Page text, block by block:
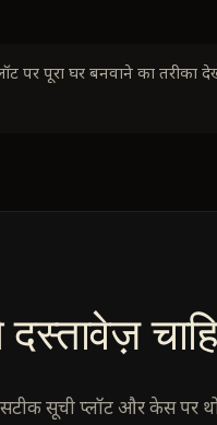
पर पूरा घर बनवाने का तरीका
सूची प्लॉट और केस पर